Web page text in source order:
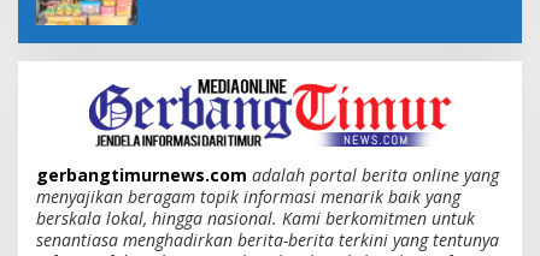
gerbangtimurnews.com adalah portal berita online yang
menyajikan beragam topik informasi menarik baik yang
berskala lokal, hingga nasional. Kami berkomitmen untuk
senantiasa menghadirkan berita-berita terkini yang tentunya